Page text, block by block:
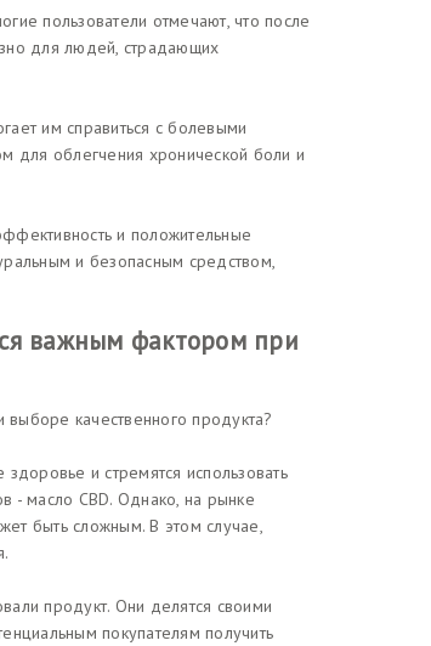
пользователи отмечают, что после
для людей, страдающих
им справиться с болевыми
для облегчения хронической боли и
и положительные
и безопасным средством,
важным фактором при
качественного продукта?
и стремятся использовать
- масло CBD. Однако, на рынке
быть сложным. В этом случае,
продукт. Они делятся своими
покупателям получить